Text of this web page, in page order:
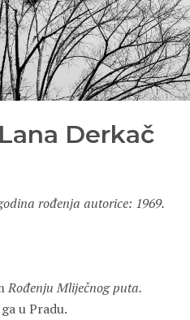
Derkač
rođenja autorice: 1969.
Rođenju Mliječnog puta.
u Pradu.